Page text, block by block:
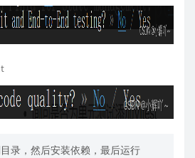
录，然后安装依赖，最后运行